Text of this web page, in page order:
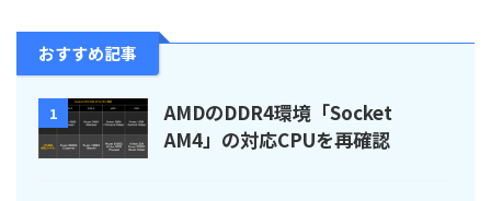
おすすめ記事
1
AMDのDDR4環境「Socket
AM4」の対応CPUを再確認